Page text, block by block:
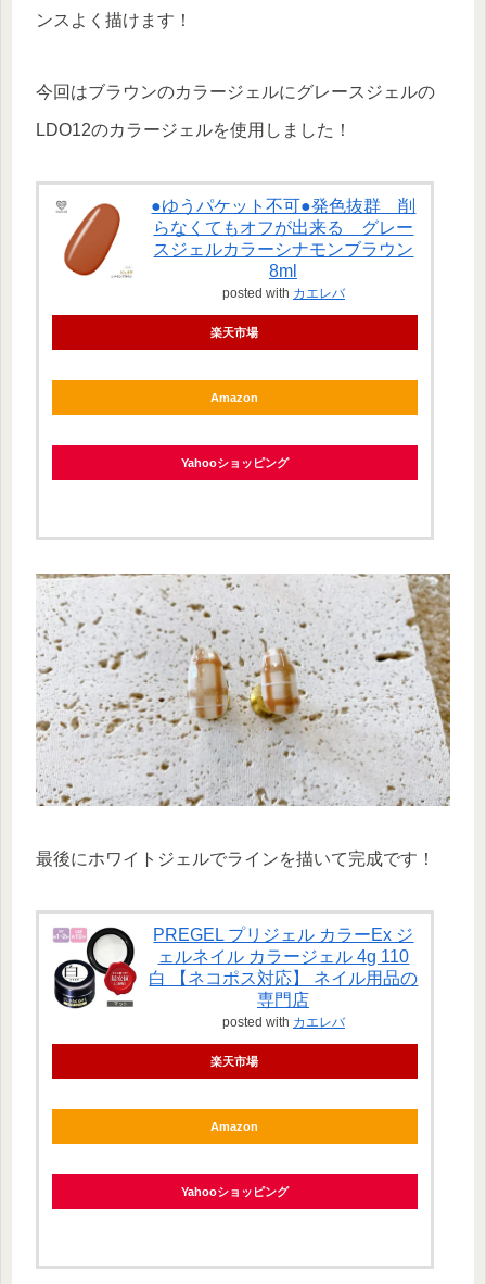
ンスよく描けます！
今回はブラウンのカラージェルにグレースジェルの
LDO12のカラージェルを使用しました！
●ゆうパケット不可●発色抜群 削
らなくてもオフが出来る グレー
スジェルカラーシナモンブラウン
8ml
posted with カエレバ
楽天市場
Amazon
Yahooショッピング
最後にホワイトジェルでラインを描いて完成です！
PREGEL プリジェル カラーEx ジ
ェルネイル カラージェル 4g 110
白 【ネコポス対応】 ネイル用品の
専門店
posted with カエレバ
楽天市場
Amazon
Yahooショッピング